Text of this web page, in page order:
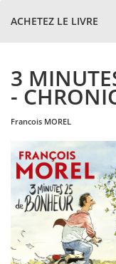
ACHETEZ LE LIVRE
3
-
francois MOREL